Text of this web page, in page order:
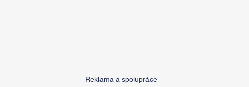
Reklama a spolupráce